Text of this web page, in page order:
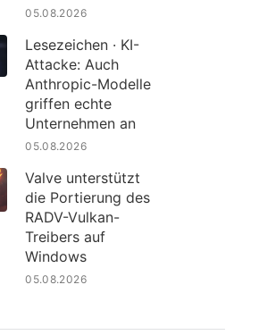
05.08.2026
Lesezeichen · KI-
Attacke: Auch
Anthropic-Modelle
griffen echte
Unternehmen an
05.08.2026
Valve unterstützt
die Portierung des
RADV-Vulkan-
Treibers auf
Windows
05.08.2026